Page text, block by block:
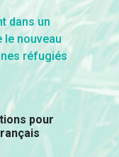
pour